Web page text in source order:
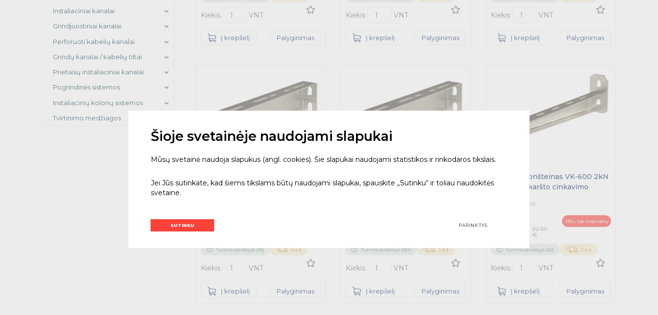
Instaliaciniai kanalai
Grindjuostiniai kanalai
Perforuoti kabelių kanalai
Grindų kanalai / kabelių tiltai
Prietaisų instaliaciniai kanalai
Pogrindinės sistemos
Instaliacinių kolonų sistemos
Tvirtinimo medžiagos
Kiekis VNT
Į krepšelį Palyginimas
Kiekis VNT
Į krepšelį Palyginimas
Kiekis VNT
Į krepšelį Palyginimas
Sieninis kronšteinas VKZ-100
2.64 €
Turime sandėlyje (39) 3 d.d.
Kiekis VNT
Į krepšelį Palyginimas
Sieninis kronšteinas VKZ-100
Turime sandėlyje (50+) 3 d.d.
Kiekis VNT
Į krepšelį Palyginimas
Sieninis kronšteinas VK-600 2kN
L=640mm karšto cinkavimo
1449595 - MEKA
22.39
€
-15% – tik internetu
Turime sandėlyje (50) 3 d.d.
Kiekis VNT
Į krepšelį Palyginimas
Šioje svetainėje naudojami slapukai
Mūsų svetainė naudoja slapukus (angl. cookies). Šie slapukai naudojami statistikos ir rinkodaros tikslais.
Jei Jūs sutinkate, kad šiems tikslams būtų naudojami slapukai, spauskite „Sutinku“ ir toliau naudokitės
svetaine.
SUTINKU PARINKTYS